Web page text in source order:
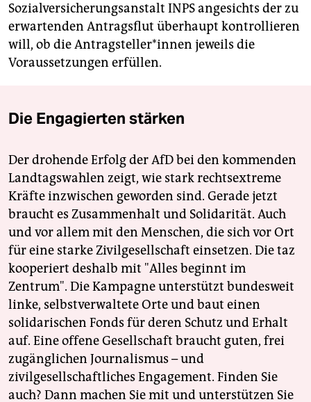
Sozial­versicherungsanstalt INPS angesichts der zu
erwartenden Antragsflut überhaupt kontrollieren
will, ob die Antragsteller*innen jeweils die
Voraussetzungen erfüllen.
Die Engagierten stärken
Der drohende Erfolg der AfD bei den kommenden
Landtagswahlen zeigt, wie stark rechtsextreme
Kräfte inzwischen geworden sind. Gerade jetzt
braucht es Zusammenhalt und Solidarität. Auch
und vor allem mit den Menschen, die sich vor Ort
für eine starke Zivilgesellschaft einsetzen. Die taz
kooperiert deshalb mit "Alles beginnt im
Zentrum". Die Kampagne unterstützt bundesweit
linke, selbstverwaltete Orte und baut einen
solidarischen Fonds für deren Schutz und Erhalt
auf. Eine offene Gesellschaft braucht guten, frei
zugänglichen Journalismus – und
zivilgesellschaftliches Engagement. Finden Sie
auch? Dann machen Sie mit und unterstützen Sie